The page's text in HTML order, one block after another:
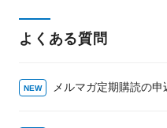
よくある質問
メルマガ定期購読の